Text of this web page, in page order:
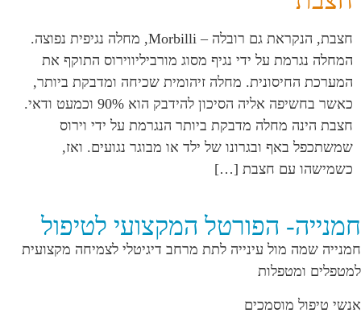
חצבת, הנקראת גם רובלה – Morbilli, מחלה נגיפית נפוצה.
המחלה נגרמת על ידי נגיף מסוג מורביליווירוס התוקף את
המערכת החיסונית. מחלה זיהומית שכיחה ומדבקת ביותר,
כאשר בחשיפה אליה הסיכון להידבק הוא 90% וכמעט ודאי.
חצבת הינה מחלה מדבקת ביותר הנגרמת על ידי וירוס
שמשתכפל באף ובגרונו של ילד או מבוגר נגועים. ואז,
כשמישהו עם חצבת […]
חמנייה- הפורטל המקצועי לטיפול
חמנייה שמה מול עינייה לתת מרחב דיגיטלי לצמיחה מקצועית
למטפלים ומטפלות
אנשי טיפול מוסמכים